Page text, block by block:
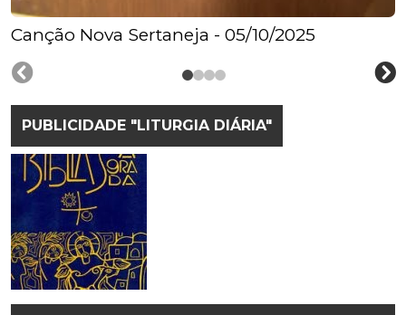
Canção Nova Sertaneja - 05/10/2025
PUBLICIDADE "LITURGIA DIÁRIA"